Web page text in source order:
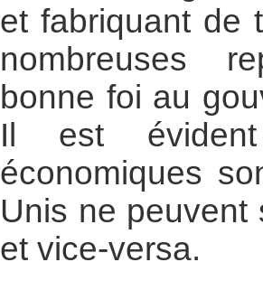
et fabriquant de
nombreuses
bonne foi au
Il est
économiques
Unis ne
et vice-versa.